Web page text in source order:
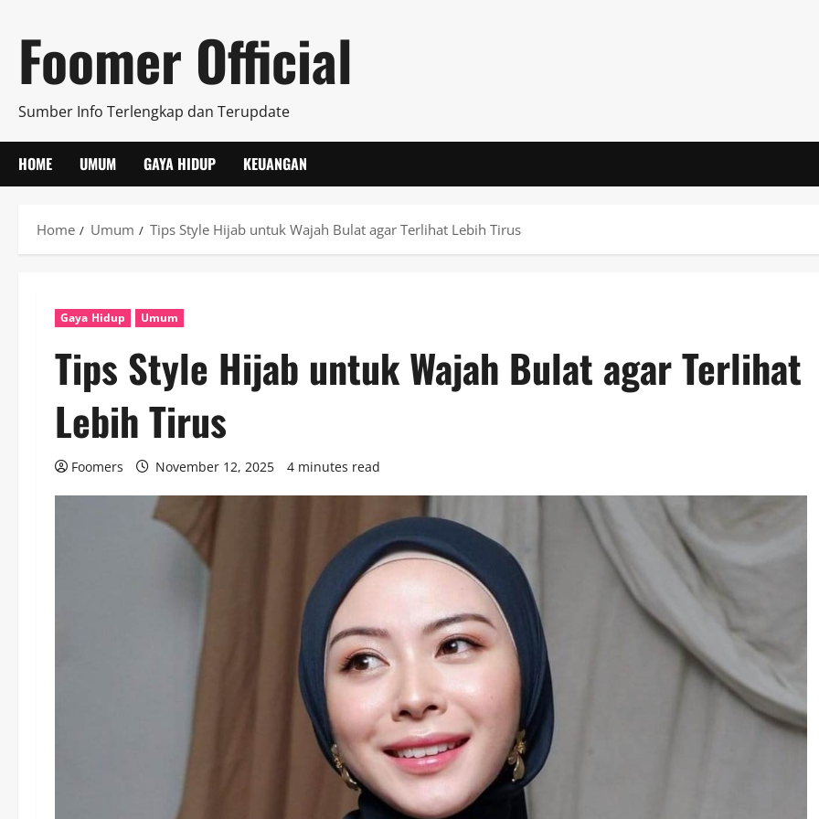
content
Foomer Official
Sumber Info Terlengkap dan Terupdate
HOME UMUM GAYA HIDUP KEUANGAN
Home Umum Tips Style Hijab untuk Wajah Bulat agar Terlihat Lebih Tirus
Gaya Hidup Umum
Tips Style Hijab untuk Wajah Bulat agar Terlihat
Lebih Tirus
Foomers November 12, 2025 4 minutes read